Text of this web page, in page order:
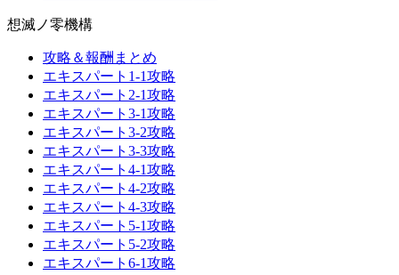
想滅ノ零機構
攻略＆報酬まとめ
エキスパート1-1攻略
エキスパート2-1攻略
エキスパート3-1攻略
エキスパート3-2攻略
エキスパート3-3攻略
エキスパート4-1攻略
エキスパート4-2攻略
エキスパート4-3攻略
エキスパート5-1攻略
エキスパート5-2攻略
エキスパート6-1攻略